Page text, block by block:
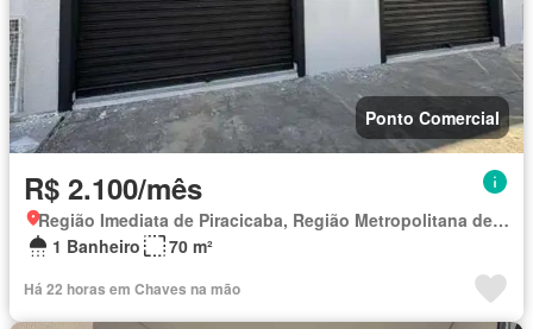
Ponto Comercial
R$ 2.100/mês
Região Imediata de Piracicaba, Região Metropolitana de Piracicaba
1 Banheiro
70 m²
Há 22 horas em Chaves na mão